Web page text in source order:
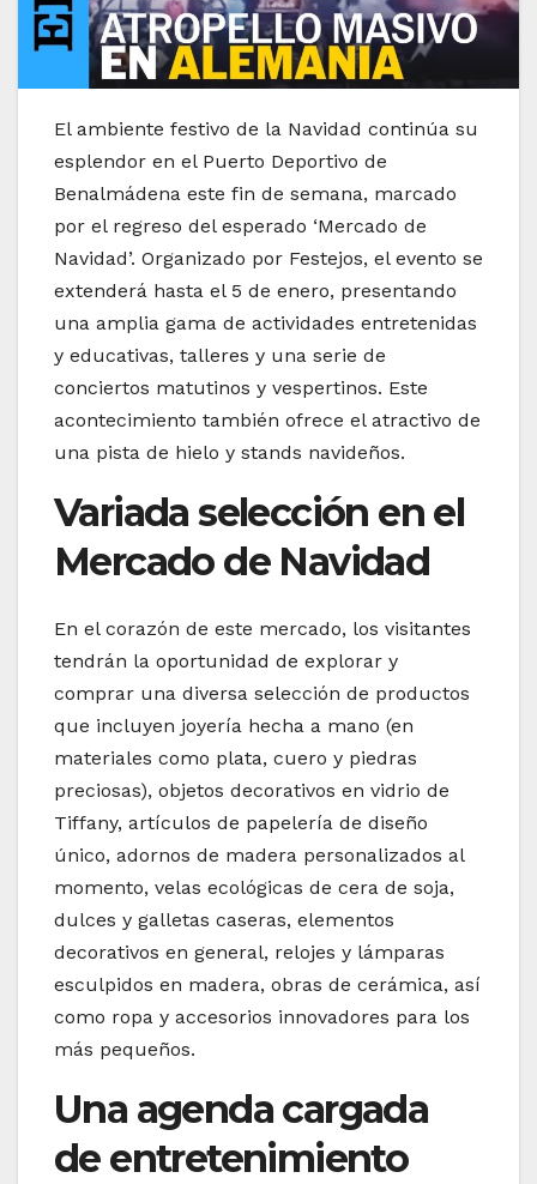
El ambiente festivo de la Navidad continúa su
esplendor en el Puerto Deportivo de
Benalmádena este fin de semana, marcado
por el regreso del esperado ‘Mercado de
Navidad’. Organizado por Festejos, el evento se
extenderá hasta el 5 de enero, presentando
una amplia gama de actividades entretenidas
y educativas, talleres y una serie de
conciertos matutinos y vespertinos. Este
acontecimiento también ofrece el atractivo de
una pista de hielo y stands navideños.
Variada selección en el
Mercado de Navidad
En el corazón de este mercado, los visitantes
tendrán la oportunidad de explorar y
comprar una diversa selección de productos
que incluyen joyería hecha a mano (en
materiales como plata, cuero y piedras
preciosas), objetos decorativos en vidrio de
Tiffany, artículos de papelería de diseño
único, adornos de madera personalizados al
momento, velas ecológicas de cera de soja,
dulces y galletas caseras, elementos
decorativos en general, relojes y lámparas
esculpidos en madera, obras de cerámica, así
como ropa y accesorios innovadores para los
más pequeños.
Una agenda cargada
de entretenimiento